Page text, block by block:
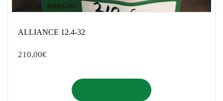
ALLIANCE 12.4-32
210,00€